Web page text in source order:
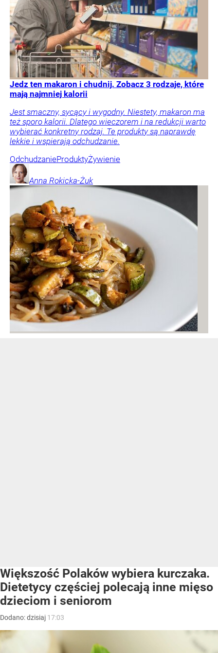
Jedz ten makaron i chudnij. Zobacz 3 rodzaje, które
mają najmniej kalorii
Jest smaczny, sycący i wygodny. Niestety, makaron ma
też sporo kalorii. Dlatego wieczorem i na redukcji warto
wybierać konkretny rodzaj. Te produkty są naprawdę
lekkie i wspierają odchudzanie.
OdchudzanieProduktyŻywienie
Anna Rokicka-Żuk
Większość Polaków wybiera kurczaka.
Dietetycy częściej polecają inne mięso
dzieciom i seniorom
Dodano:dzisiaj 17:03